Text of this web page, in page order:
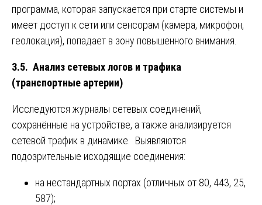
программа, которая запускается при старте системы и
имеет доступ к сети или сенсорам (камера, микрофон,
геолокация), попадает в зону повышенного внимания.
3.5. Анализ сетевых логов и трафика
(транспортные артерии)
Исследуются журналы сетевых соединений,
сохранённые на устройстве, а также анализируется
сетевой трафик в динамике. Выявляются
подозрительные исходящие соединения:
на нестандартных портах (отличных от 80, 443, 25,
587);